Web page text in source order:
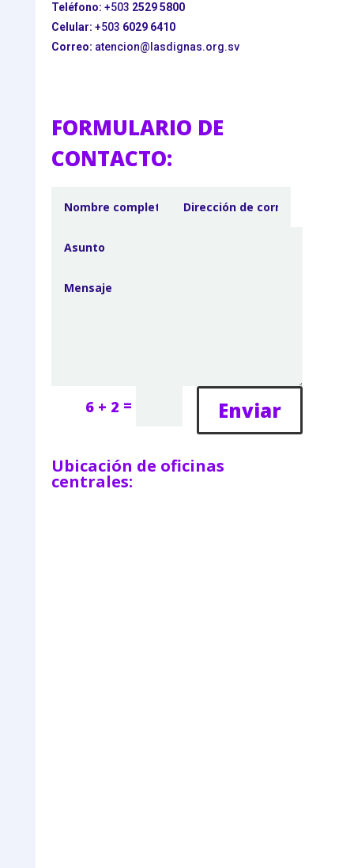
Teléfono: +503 2529 5800
Celular: +503 6029 6410
Correo: atencion@lasdignas.org.sv
FORMULARIO DE
CONTACTO:
6 + 2 = Enviar
Ubicación de oficinas
centrales: